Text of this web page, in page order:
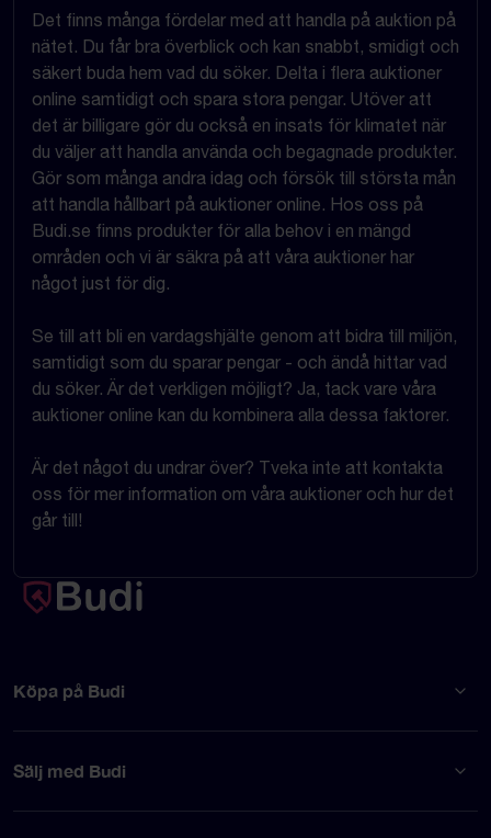
Det finns många fördelar med att handla på auktion på
nätet. Du får bra överblick och kan snabbt, smidigt och
säkert buda hem vad du söker. Delta i flera auktioner
online samtidigt och spara stora pengar. Utöver att
det är billigare gör du också en insats för klimatet när
du väljer att handla använda och begagnade produkter.
Gör som många andra idag och försök till största mån
att handla hållbart på auktioner online. Hos oss på
Budi.se finns produkter för alla behov i en mängd
områden och vi är säkra på att våra auktioner har
något just för dig.
Se till att bli en vardagshjälte genom att bidra till miljön,
samtidigt som du sparar pengar - och ändå hittar vad
du söker. Är det verkligen möjligt? Ja, tack vare våra
auktioner online kan du kombinera alla dessa faktorer.
Är det något du undrar över? Tveka inte att kontakta
oss för mer information om våra auktioner och hur det
går till!
Köpa på Budi
Sälj med Budi